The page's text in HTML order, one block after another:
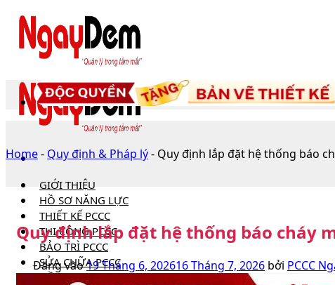
qua
GIỚI THIỆU
HỒ SƠ NĂNG LỰC
THIẾT KẾ PCCC
THI CÔNG PCCC
BẢO TRÌ PCCC
SỬA CHỮA PCCC
HỒ SƠ PCCC
Home- Quy định & Pháp lý- Quy định lắp đặt hệ thống báo
Quy định lắp đặt hệ thống báo cháy
Đăng vào19 Tháng 6, 202616 Tháng 7, 2026 bởi PCCC